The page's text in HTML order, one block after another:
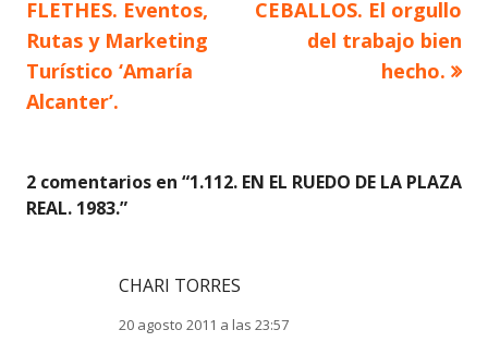
entradas
FLETHES. Eventos,
Rutas y Marketing
Turístico ‘Amaría
Alcanter’.
CEBALLOS. El orgullo
del trabajo bien
hecho.
2 comentarios en “1.112. EN EL RUEDO DE LA PLAZA
REAL. 1983.”
CHARI TORRES
20 agosto 2011 a las 23:57